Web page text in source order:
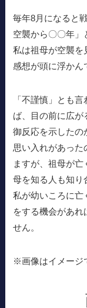
毎年8月になると
空襲から〇〇年
私は祖母が空襲を
感想が頭に浮かん
「不謹慎」とも
ば、目の前に広
御反応を示したの
思い入れがあっ
ますが、祖母が
母を知る人も知り
私が幼いころに亡
をする機会があれ
せん。
※画像はイメージ